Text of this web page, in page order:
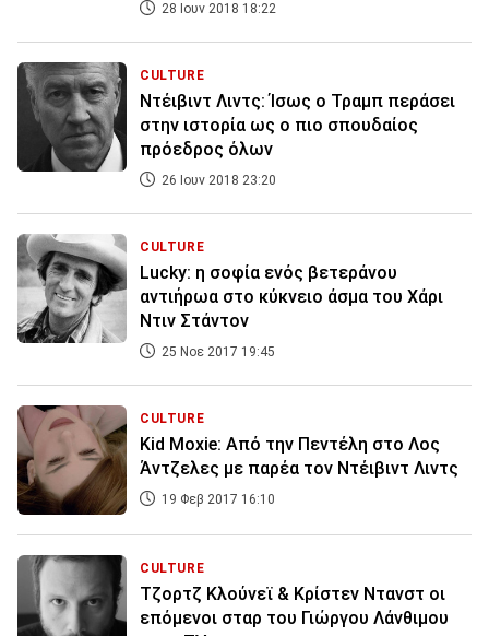
28 Ιουν 2018 18:22
CULTURE
Ντέιβιντ Λιντς: Ίσως ο Τραμπ περάσει
στην ιστορία ως ο πιο σπουδαίος
πρόεδρος όλων
26 Ιουν 2018 23:20
CULTURE
Lucky: η σοφία ενός βετεράνου
αντιήρωα στο κύκνειο άσμα του Χάρι
Ντιν Στάντον
25 Νοε 2017 19:45
CULTURE
Κid Moxie: Από την Πεντέλη στο Λος
Άντζελες με παρέα τον Ντέιβιντ Λιντς
19 Φεβ 2017 16:10
CULTURE
Tζορτζ Κλούνεϊ & Κρίστεν Ντανστ οι
επόμενοι σταρ του Γιώργου Λάνθιμου